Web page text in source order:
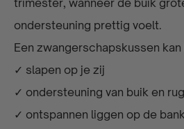
trimester, wanneer de buik
ondersteuning prettig voelt.
Een zwangerschapskussen kan
✓ slapen op je zij
✓ ondersteuning van buik en rug
✓ ontspannen liggen op de bank